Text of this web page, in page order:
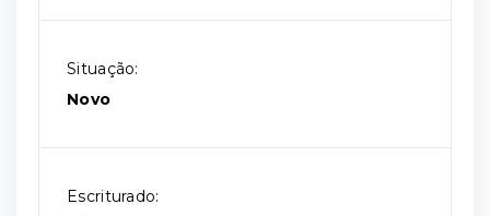
Situação:
Novo
Escriturado: